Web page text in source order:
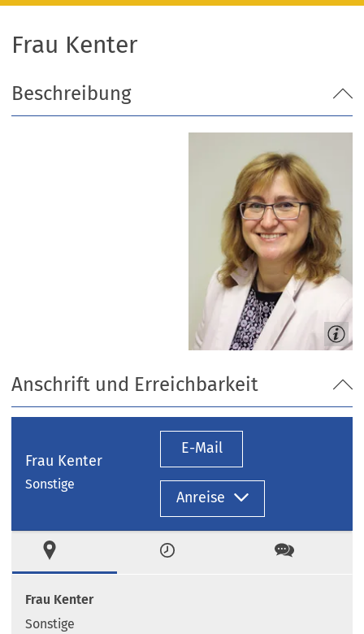
Frau Kenter
Beschreibung
Anschrift und Erreichbarkeit
Frau Kenter
Sonstige
E-Mail
Anreise
Zeiten Kontakt
Frau Kenter
Sonstige